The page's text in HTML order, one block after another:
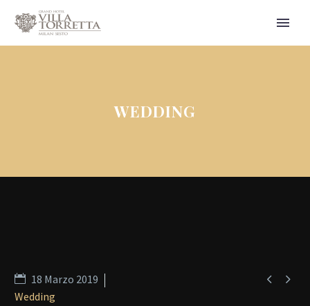
WEDDING
 
18 Marzo 2019
Wedding